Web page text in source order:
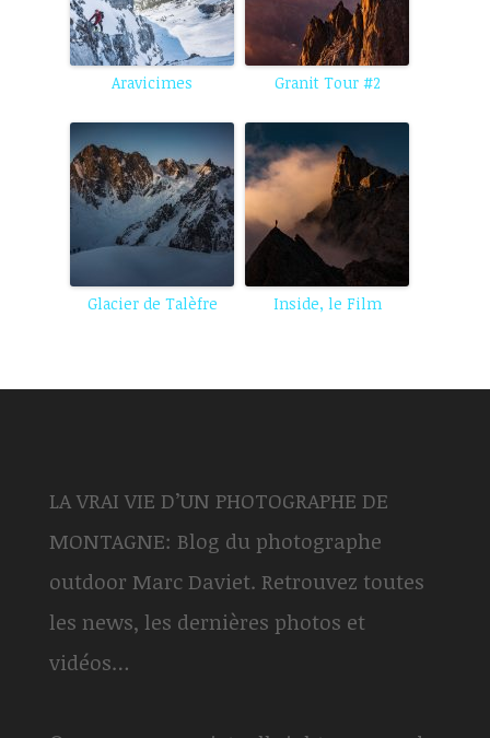
Aravicimes Granit Tour #2
Glacier de Talèfre Inside, le Film
LA VRAI VIE D’UN PHOTOGRAPHE DE
MONTAGNE: Blog du photographe
outdoor Marc Daviet. Retrouvez toutes
les news, les dernières photos et
vidéos…